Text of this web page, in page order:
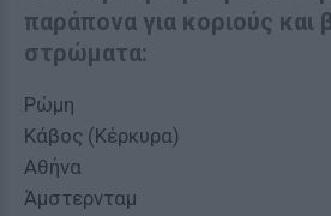
παράπονα για κοριούς και
στρώματα:
Ρώμη
Κάβος (Κέρκυρα)
Αθήνα
Άμστερνταμ